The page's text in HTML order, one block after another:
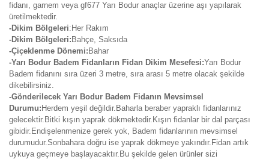
fidanı, garnem veya gf677 Yarı Bodur anaçlar üzerine aşı yapılarak
üretilmektedir.
-Dikim Bölgeleri:Her Rakım
-Dikim Bölgeleri: Bahçe, Saksıda
-Çiçeklenme Dönemi: Bahar
-Yarı Bodur Badem Fidanların Fidan Dikim Mesefesi:Yarı Bodur
Badem fidanını sıra üzeri 3 metre, sıra arası 5 metre olacak şekilde
dikebilirsiniz.
-Gönderilecek Yarı Bodur Badem Fidanın Mevsimsel
Durumu: Herdem yeşil değildir.Baharla beraber yapraklı fidanlarınız
gelecektir.Bitki kışın yaprak dökmektedir.Kışın fidanlar bir dal parçası
gibidir.Endişelenmenize gerek yok, Badem fidanlarının mevsimsel
durumudur.Sonbahara doğru ise yaprak dökmeye yakındır.Fidan artık
uykuya geçmeye başlayacaktır.Bu şekilde gelen ürünler sizi